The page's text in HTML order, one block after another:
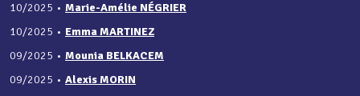
10/2025 • Marie-Amélie NÉGRIER
10/2025 • Emma MARTINEZ
09/2025 • Mounia BELKACEM
09/2025 • Alexis MORIN